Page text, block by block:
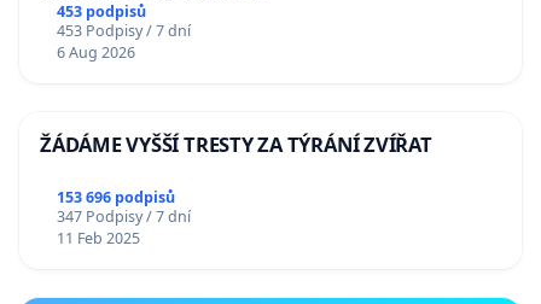
453 podpisů
453 Podpisy / 7 dní
6 Aug 2026
ŽÁDÁME VYŠŠÍ TRESTY ZA TÝRÁNÍ ZVÍŘAT
153 696 podpisů
347 Podpisy / 7 dní
11 Feb 2025